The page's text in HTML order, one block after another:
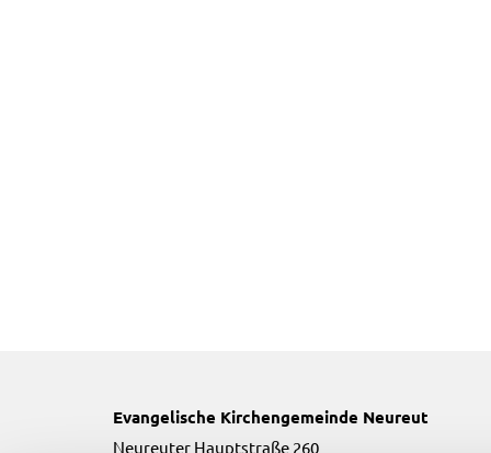
Evangelische Kirchengemeinde Neureut
Neureuter Hauptstraße 260